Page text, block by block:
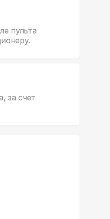
пульта
за счет